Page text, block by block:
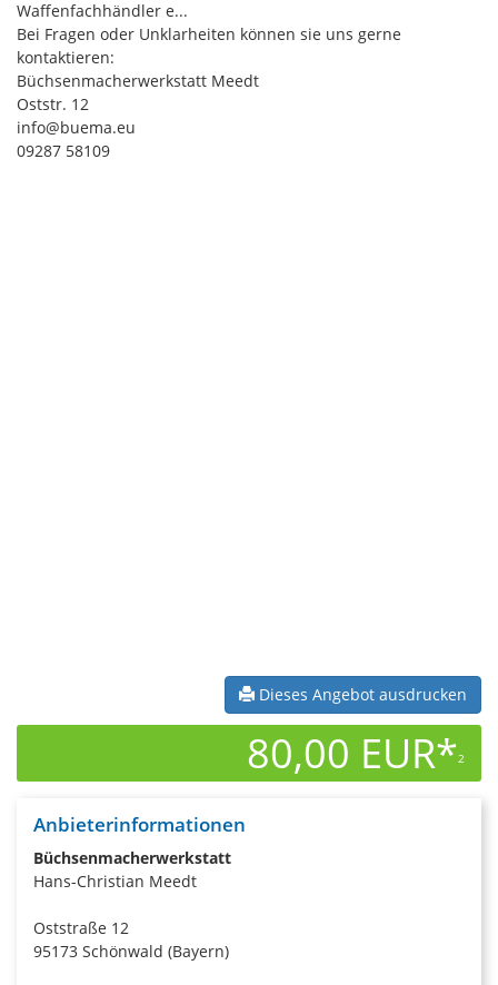
Waffenfachhändler e...
Bei Fragen oder Unklarheiten können sie uns gerne
kontaktieren:
Büchsenmacherwerkstatt Meedt
Oststr. 12
info@buema.eu
09287 58109
Dieses Angebot ausdrucken
80,00 EUR*2
Anbieterinformationen
Büchsenmacherwerkstatt
Hans-Christian Meedt
Oststraße 12
95173 Schönwald (Bayern)